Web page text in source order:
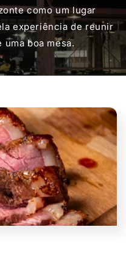
como um lugar
experiência de reunir
boa mesa.